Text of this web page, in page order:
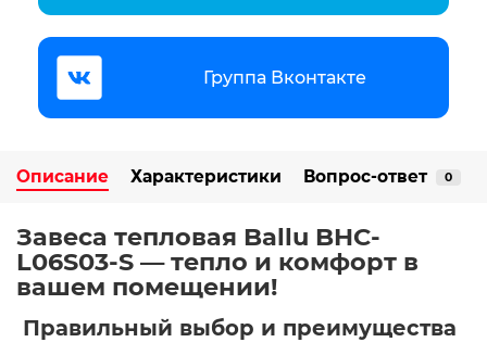
Группа Вконтакте
Описание Характеристики Вопрос-ответ 0
Завеса тепловая Ballu BHC-
L06S03-S — тепло и комфорт в
вашем помещении!
Правильный выбор и преимущества